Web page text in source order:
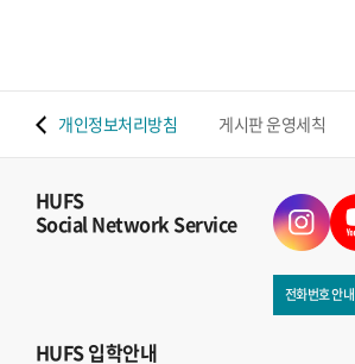
개인정보처리방침 게시판 운영세칙
HUFS
Social Network Service
전화번호 안내
HUFS입학안내